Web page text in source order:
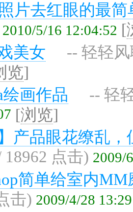
片去红眼的最简
2010/5/16 12:04:52 [
美女
-- 轻轻
览]
绘画作品
-- 轻
[浏览]
】产品眼花缭乱
18962 点击) 2009/
简单给室内
击) 2009/4/28